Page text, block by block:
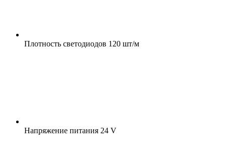
Плотность светодиодов 120 шт/м
Напряжение питания 24 V